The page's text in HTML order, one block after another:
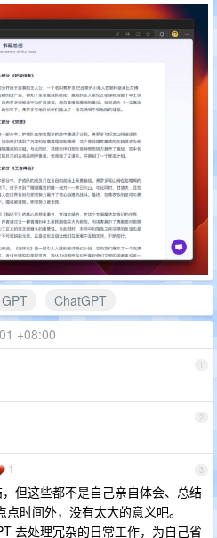
GPT
ChatGPT
+08:00
1
2
3
1
但这些都不是自己亲自体会、总结
时间外，没有太大的意义吧。
去处理冗杂的日常工作，为自己省